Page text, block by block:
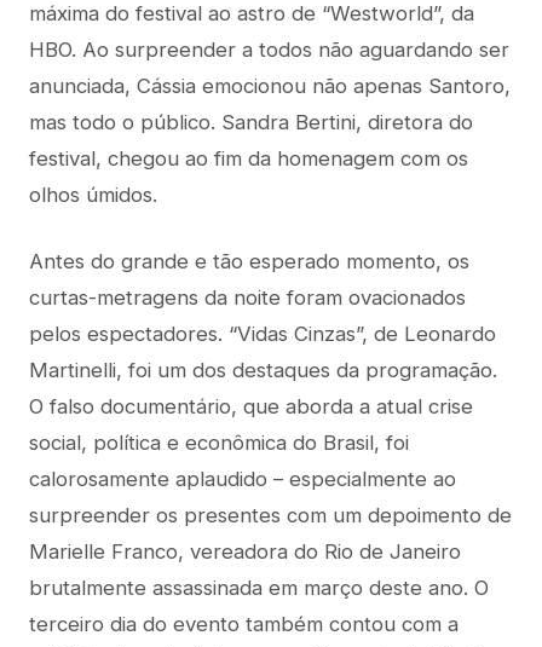
máxima do festival ao astro de “Westworld”, da
HBO. Ao surpreender a todos não aguardando ser
anunciada, Cássia emocionou não apenas Santoro,
mas todo o público. Sandra Bertini, diretora do
festival, chegou ao fim da homenagem com os
olhos úmidos.
Antes do grande e tão esperado momento, os
curtas-metragens da noite foram ovacionados
pelos espectadores. “Vidas Cinzas”, de Leonardo
Martinelli, foi um dos destaques da programação.
O falso documentário, que aborda a atual crise
social, política e econômica do Brasil, foi
calorosamente aplaudido – especialmente ao
surpreender os presentes com um depoimento de
Marielle Franco, vereadora do Rio de Janeiro
brutalmente assassinada em março deste ano. O
terceiro dia do evento também contou com a